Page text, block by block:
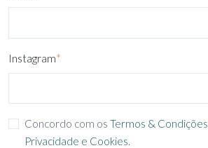
Instagram*
Concordo com os Termos & Condições
Privacidade e Cookies.